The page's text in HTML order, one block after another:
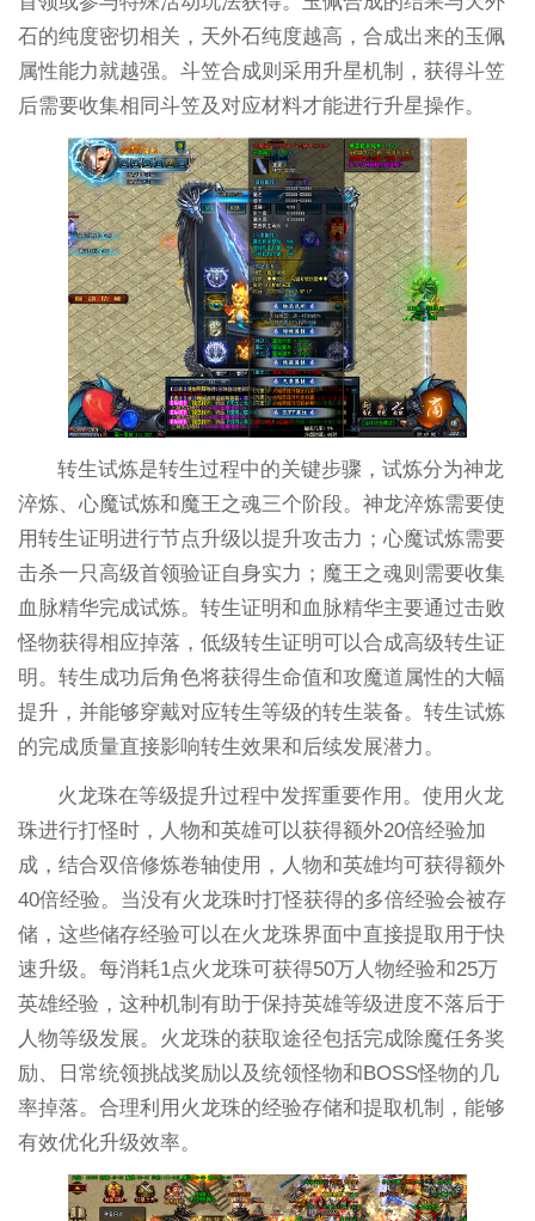
石的纯度密切相关，天外石纯度越高，合成出来的玉佩
属性能力就越强。斗笠合成则采用升星机制，获得斗笠
后需要收集相同斗笠及对应材料才能进行升星操作。
转生试炼是转生过程中的关键步骤，试炼分为神龙
淬炼、心魔试炼和魔王之魂三个阶段。神龙淬炼需要使
用转生证明进行节点升级以提升攻击力；心魔试炼需要
击杀一只高级首领验证自身实力；魔王之魂则需要收集
血脉精华完成试炼。转生证明和血脉精华主要通过击败
怪物获得相应掉落，低级转生证明可以合成高级转生证
明。转生成功后角色将获得生命值和攻魔道属性的大幅
提升，并能够穿戴对应转生等级的转生装备。转生试炼
的完成质量直接影响转生效果和后续发展潜力。
火龙珠在等级提升过程中发挥重要作用。使用火龙
珠进行打怪时，人物和英雄可以获得额外20倍经验加
成，结合双倍修炼卷轴使用，人物和英雄均可获得额外
40倍经验。当没有火龙珠时打怪获得的多倍经验会被存
储，这些储存经验可以在火龙珠界面中直接提取用于快
速升级。每消耗1点火龙珠可获得50万人物经验和25万
英雄经验，这种机制有助于保持英雄等级进度不落后于
人物等级发展。火龙珠的获取途径包括完成除魔任务奖
励、日常统领挑战奖励以及统领怪物和BOSS怪物的几
率掉落。合理利用火龙珠的经验存储和提取机制，能够
有效优化升级效率。